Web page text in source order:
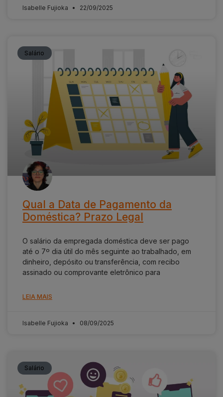
Isabelle Fujioka 22/09/2025
Salário
Qual a Data de Pagamento da
Doméstica? Prazo Legal
O salário da empregada doméstica deve ser pago
até o 7º dia útil do mês seguinte ao trabalhado, em
dinheiro, depósito ou transferência, com recibo
assinado ou comprovante eletrônico para
LEIA MAIS
Isabelle Fujioka 08/09/2025
Salário